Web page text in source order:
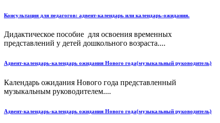
Консультация для педагогов: адвент-календарь или календарь-ожидания.
Дидактическое пособие для освоения временных
представлений у детей дошкольного возраста....
Адвент-календарь-календарь ожидания Нового года(музыкальный руководитель)
Календарь ожидания Нового года представленный
музыкальным руководителем....
Адвент-календарь-календарь ожидания Нового года(музыкальный руководитель)